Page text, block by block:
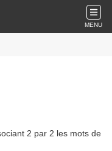
MENU
2 par 2 les mots de